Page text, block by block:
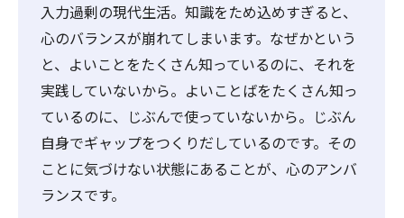
入力過剰の現代生活。知識をため込めすぎると、
心のバランスが崩れてしまいます。なぜかという
と、よいことをたくさん知っているのに、それを
実践していないから。よいことばをたくさん知っ
ているのに、じぶんで使っていないから。じぶん
自身でギャップをつくりだしているのです。その
ことに気づけない状態にあることが、心のアンバ
ランスです。